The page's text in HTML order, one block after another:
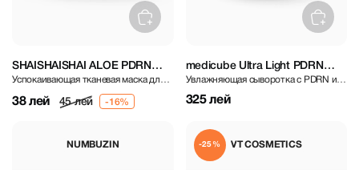
SHAISHAISHAI ALOE PDRN
Cooling Gel Pad Mask
Успокаивающая тканевая маска для
38 лей 45 лей
medicube Ultra Light PDRN
Pink Peptide Ampoule 30 ml
Увлажняющая сыворотка с PDRN и
пептидами
325 лей
NUMBUZIN VT COSMETICS
-25%